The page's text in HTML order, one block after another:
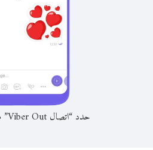
حدد “اتصال Viber Out” من عنوان المحادثة